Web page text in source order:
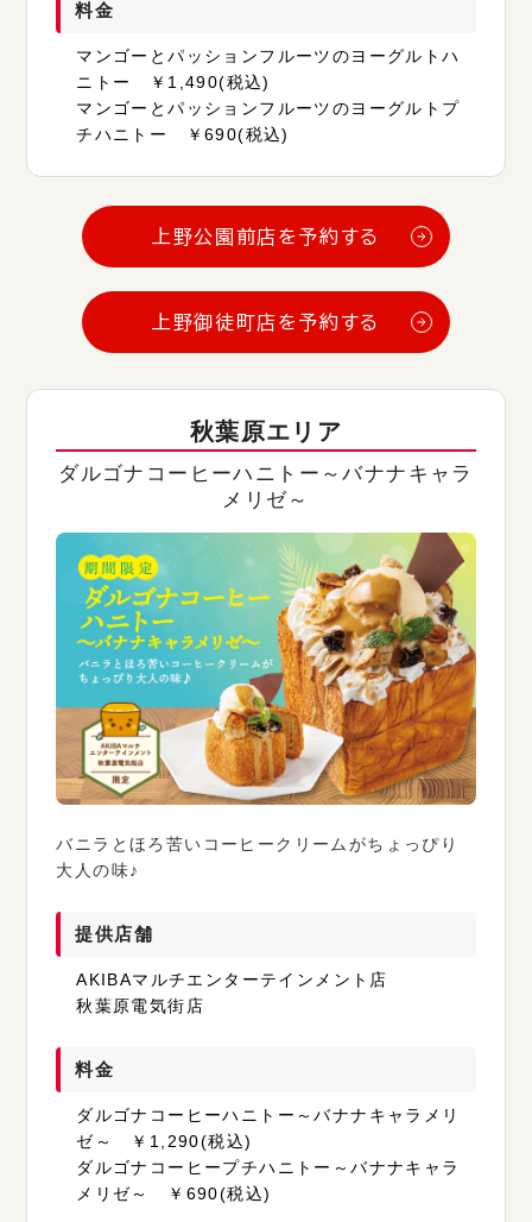
料金
マンゴーとパッションフルーツのヨーグルトハ
ニトー ￥1,490(税込)
マンゴーとパッションフルーツのヨーグルトプ
チハニトー ￥690(税込)
上野公園前店を予約する
上野御徒町店を予約する
秋葉原エリア
ダルゴナコーヒーハニトー～バナナキャラ
メリゼ～
バニラとほろ苦いコーヒークリームがちょっぴり
大人の味♪
提供店舗
AKIBAマルチエンターテインメント店
秋葉原電気街店
料金
ダルゴナコーヒーハニトー～バナナキャラメリ
ゼ～ ￥1,290(税込)
ダルゴナコーヒープチハニトー～バナナキャラ
メリゼ～ ￥690(税込)